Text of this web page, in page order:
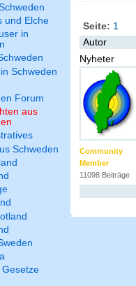
Seite: 1
Autor
Nyheter
Community
Member
11098 Beiträge
und Elche
in
Schweden
Forum
aus
Schweden
Gesetze